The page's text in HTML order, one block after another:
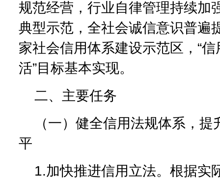
规范经营，行业自律管理持续加
典型示范，全社会诚信意识普遍
家社会信用体系建设示范区，“
活”目标基本实现。
二、主要任务
（一）健全信用法规体系，
平
1.加快推进信用立法。根据实